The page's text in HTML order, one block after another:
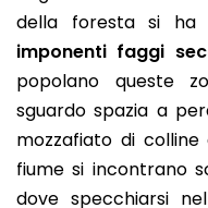
della foresta si ha
imponenti faggi
popolano queste
sguardo spazia a
mozzafiato di
fiume si incontrano
dove specchiarsi